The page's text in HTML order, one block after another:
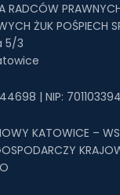
RADCÓW
ŻUK POŚPIECH
5/3
| NIP:
KATOWICE –